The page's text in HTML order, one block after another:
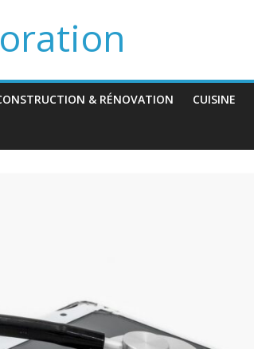
& RÉNOVATION CUISINE